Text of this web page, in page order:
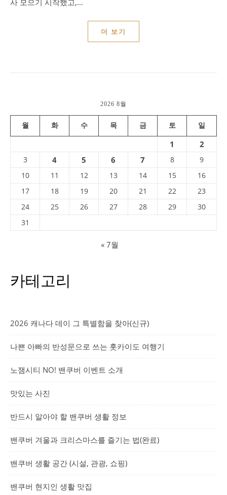
사 모으기 시작했고,…
더 보기
2026 8월
월 화 수 목 금 토 일
1 2
3 4 5 6 7 8
9
10
11 12 13 14 15
16
17
18 19 20 21 22
23
24
25 26 27 28 29
30
31
« 7월
카테고리
2026 캐나다 데이 그 특별함을 찾아(신규)
나쁜 아빠의 반성문으로 쓰는 홋카이도 여행기
노잼시티 NO! 밴쿠버 이벤트 소개
맛있는 사진
반드시 알아야 할 밴쿠버 생활 정보
밴쿠버 겨울과 크리스마스를 즐기는 법(완료)
밴쿠버 생활 공간 (시설, 관광, 쇼핑)
밴쿠버 현지인 생활 맛집